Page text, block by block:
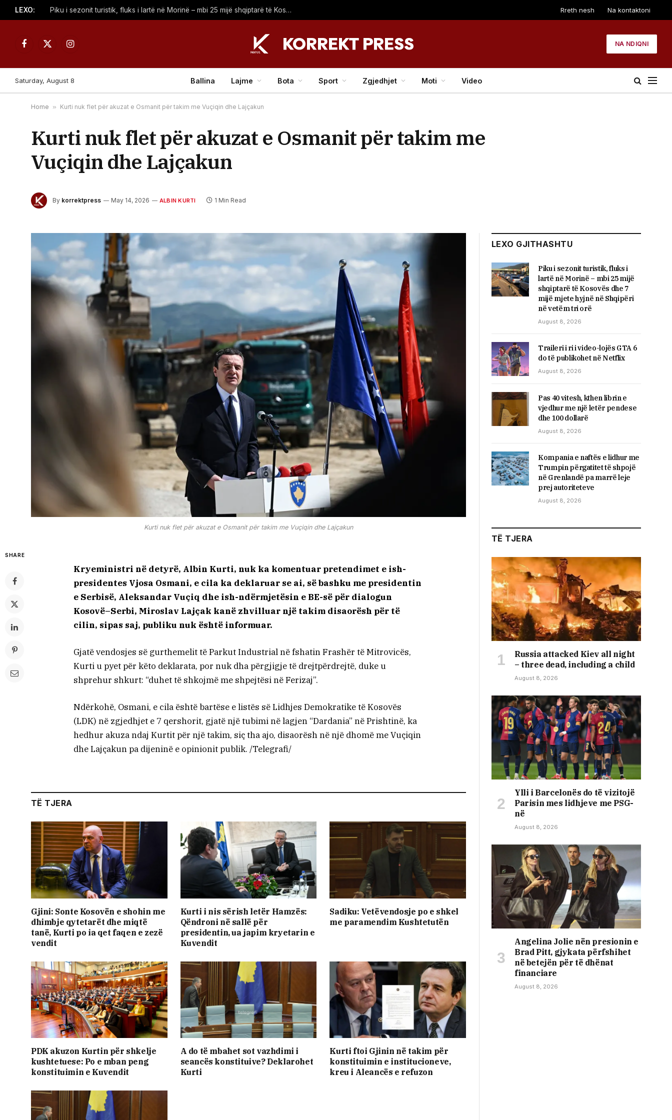
LEXO: Piku i sezonit turistik, fluks i lartë në Morinë – mbi 25 mijë shqiptarë të Kosovës dhe 7 mijë mjete hyjnë në Shqipëri në vetëm tri orë Rreth nesh Na kontaktoni
Facebook
X
Instagram
NA NDIQNI
Saturday, August 8 Ballina Lajme Bota Sport Zgjedhjet Moti Video
Home » Kurti nuk flet për akuzat e Osmanit për takim me Vuçiqin dhe Lajçakun
Kurti nuk flet për akuzat e Osmanit për takim me
Vuçiqin dhe Lajçakun
By korrektpress May 14, 2026 ALBIN KURTI 1 Min Read
Kurti nuk flet për akuzat e Osmanit për takim me Vuçiqin dhe Lajçakun
SHARE
Kryeministri në detyrë, Albin Kurti, nuk ka komentuar pretendimet e ish-
presidentes Vjosa Osmani, e cila ka deklaruar se ai, së bashku me presidentin
e Serbisë, Aleksandar Vuçiq dhe ish-ndërmjetësin e BE-së për dialogun
Kosovë–Serbi, Miroslav Lajçak kanë zhvilluar një takim disaorësh për të
cilin, sipas saj, publiku nuk është informuar.
Gjatë vendosjes së gurthemelit të Parkut Industrial në fshatin Frashër të Mitrovicës,
Kurti u pyet për këto deklarata, por nuk dha përgjigje të drejtpërdrejtë, duke u
shprehur shkurt: “duhet të shkojmë me shpejtësi në Ferizaj”.
Ndërkohë, Osmani, e cila është bartëse e listës së Lidhjes Demokratike të Kosovës
(LDK) në zgjedhjet e 7 qershorit, gjatë një tubimi në lagjen “Dardania” në Prishtinë, ka
hedhur akuza ndaj Kurtit për një takim, siç tha ajo, disaorësh në një dhomë me Vuçiqin
dhe Lajçakun pa dijeninë e opinionit publik. /Telegrafi/
TË TJERA
Gjini: Sonte Kosovën e shohin me
dhimbje qytetarët dhe miqtë
tanë, Kurti po ia qet faqen e zezë
vendit
​Kurti i nis sërish letër Hamzës:
Qëndroni në sallë për
presidentin, ua japim kryetarin e
Kuvendit
Sadiku: Vetëvendosje po e shkel
me paramendim Kushtetutën
PDK akuzon Kurtin për shkelje
kushtetuese: Po e mban peng
konstituimin e Kuvendit
A do të mbahet sot vazhdimi i
seancës konstituive? Deklarohet
Kurti
Kurti ftoi Gjinin në takim për
konstituimin e institucioneve,
kreu i Aleancës e refuzon
LEXO GJITHASHTU
Piku i sezonit turistik, fluks i
lartë në Morinë – mbi 25 mijë
shqiptarë të Kosovës dhe 7
mijë mjete hyjnë në Shqipëri
në vetëm tri orë
August 8, 2026
Traileri i ri i video-lojës GTA 6
do të publikohet në Netflix
August 8, 2026
Pas 40 vitesh, kthen librin e
vjedhur me një letër pendese
dhe 100 dollarë
August 8, 2026
Kompania e naftës e lidhur me
Trumpin përgatitet të shpojë
në Grenlandë pa marrë leje
prej autoriteteve
August 8, 2026
TË TJERA
Russia attacked Kiev all night
– three dead, including a child
August 8, 2026
Ylli i Barcelonës do të vizitojë
Parisin mes lidhjeve me PSG-
në
August 8, 2026
Angelina Jolie nën presionin e
Brad Pitt, gjykata përfshihet
në betejën për të dhënat
financiare
August 8, 2026